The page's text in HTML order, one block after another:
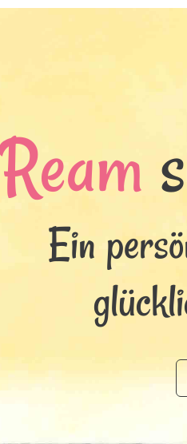
Ream
Ein